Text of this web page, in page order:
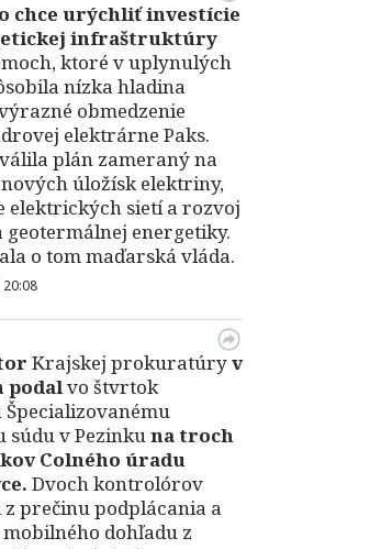
chce urýchliť investície
infraštruktúry
ktoré v uplynulých
nízka hladina
obmedzenie
elektrárne Paks.
plán zameraný na
úložísk elektriny,
elektrických sietí a rozvoj
geotermálnej energetiky.
o tom maďarská vláda.
20:08
Krajskej prokuratúryv
podalvo štvrtok
Špecializovanému
súdu v Pezinkuna troch
Colného úradu
Dvoch kontrolórov
prečinu podplácania a
dohľadu z